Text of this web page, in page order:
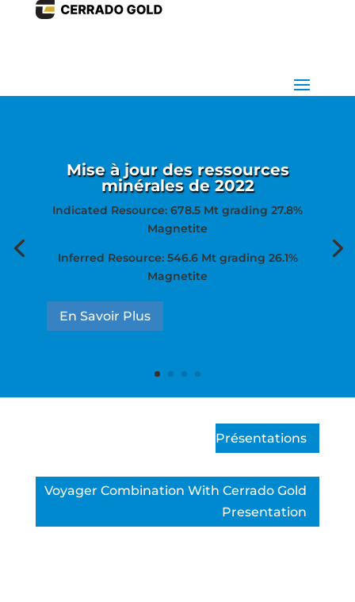
Mise à jour des ressources
minérales de 2022
Indicated Resource: 678.5 Mt grading 27.8%
Magnetite
Inferred Resource: 546.6 Mt grading 26.1%
Magnetite
En Savoir Plus
Présentations
Voyager Combination With Cerrado Gold
Presentation